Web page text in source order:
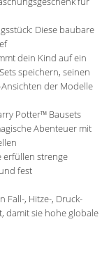
Diese baubare
dein Kind auf ein
speichern, seinen
der Modelle
Potter™ Bausets
Abenteuer mit
erfüllen strenge
fest
Fall-, Hitze-, Druck-
damit sie hohe globale